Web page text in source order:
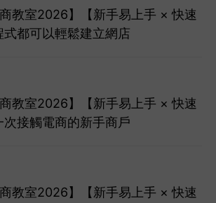
商教室2026】【新手易上手 × 快速
式都可以輕鬆建立網店
商教室2026】【新手易上手 × 快速
次接觸電商的新手商戶
商教室2026】【新手易上手 × 快速